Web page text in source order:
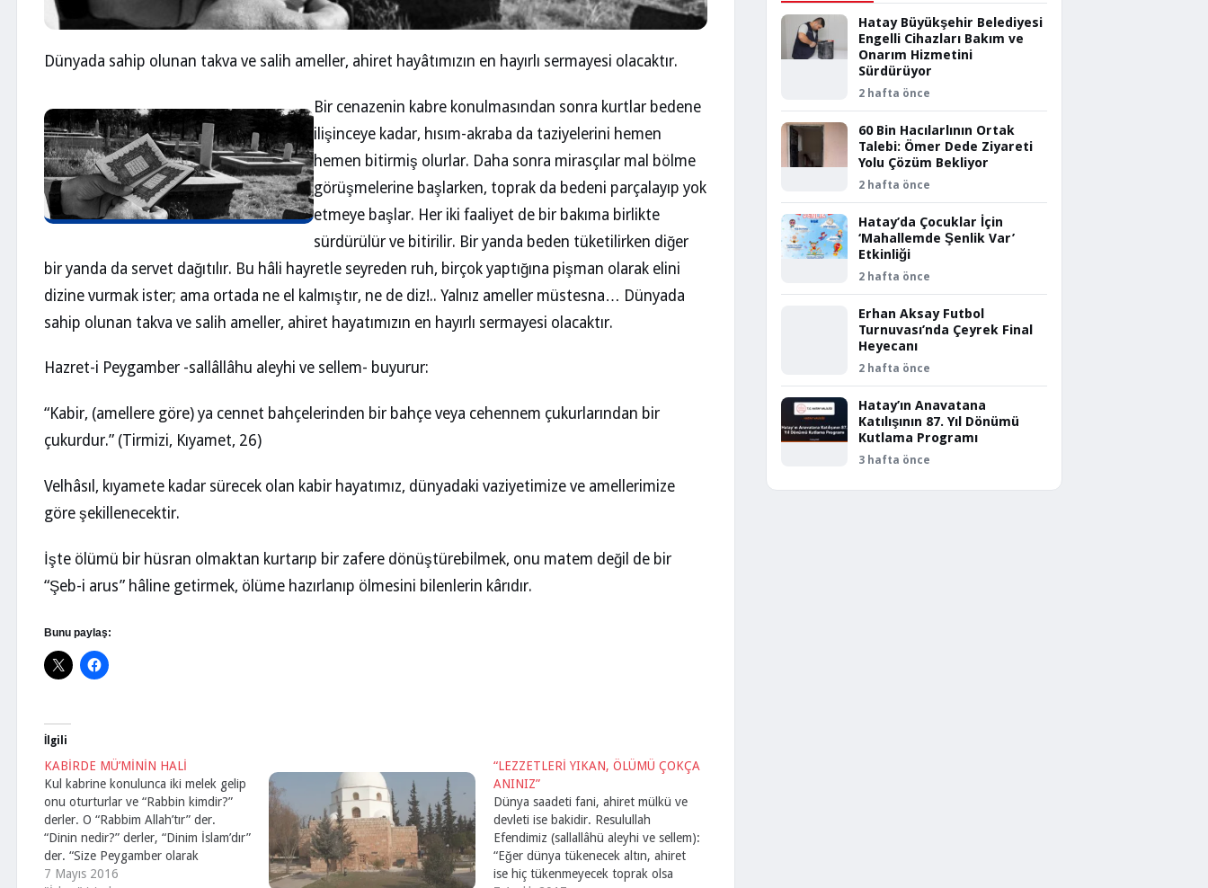
Dünyada sahip olunan takva ve salih ameller, ahiret hayâtımızın en hayırlı sermayesi olacaktır.
Bir cenazenin kabre konulmasından sonra kurtlar bedene
ilişinceye kadar, hısım-akraba da taziyelerini hemen
hemen bitirmiş olurlar. Daha sonra mirasçılar mal bölme
görüşmelerine başlarken, toprak da bedeni parçalayıp yok
etmeye başlar. Her iki faaliyet de bir bakıma birlikte
sürdürülür ve bitirilir. Bir yanda beden tüketilirken diğer
bir yanda da servet dağıtılır. Bu hâli hayretle seyreden ruh, birçok yaptığına pişman olarak elini
dizine vurmak ister; ama ortada ne el kalmıştır, ne de diz!.. Yalnız ameller müstesna… Dünyada
sahip olunan takva ve salih ameller, ahiret hayatımızın en hayırlı sermayesi olacaktır.
Hazret-i Peygamber -sallâllâhu aleyhi ve sellem- buyurur:
“Kabir, (amellere göre) ya cennet bahçelerinden bir bahçe veya cehennem çukurlarından bir
çukurdur.” (Tirmizi, Kıyamet, 26)
Velhâsıl, kıyamete kadar sürecek olan kabir hayatımız, dünyadaki vaziyetimize ve amellerimize
göre şekillenecektir.
İşte ölümü bir hüsran olmaktan kurtarıp bir zafere dönüştürebilmek, onu matem değil de bir
“Şeb-i arus” hâline getirmek, ölüme hazırlanıp ölmesini bilenlerin kârıdır.
Bunu paylaş:
İlgili
KABİRDE MÜ’MİNİN HALİ
Kul kabrine konulunca iki melek gelip
onu oturturlar ve “Rabbin kimdir?”
derler. O “Rabbim Allah’tır” der.
“Dinin nedir?” derler, “Dinim İslam’dır”
der. “Size Peygamber olarak
gönderilen, (Muhammed Mustafa
7 Mayıs 2016
“LEZZETLERİ YIKAN, ÖLÜMÜ ÇOKÇA
ANINIZ”
Dünya saadeti fani, ahiret mülkü ve
devleti ise bakidir. Resulullah
Efendimiz (sallallâhü aleyhi ve sellem):
“Eğer dünya tükenecek altın, ahiret
ise hiç tükenmeyecek toprak olsa
Hatay Büyükşehir Belediyesi
Engelli Cihazları Bakım ve
Onarım Hizmetini
Sürdürüyor
2 hafta önce
60 Bin Hacılarlının Ortak
Talebi: Ömer Dede Ziyareti
Yolu Çözüm Bekliyor
2 hafta önce
Hatay’da Çocuklar İçin
‘Mahallemde Şenlik Var’
Etkinliği
2 hafta önce
Erhan Aksay Futbol
Turnuvası’nda Çeyrek Final
Heyecanı
2 hafta önce
Hatay’ın Anavatana
Katılışının 87. Yıl Dönümü
Kutlama Programı
3 hafta önce